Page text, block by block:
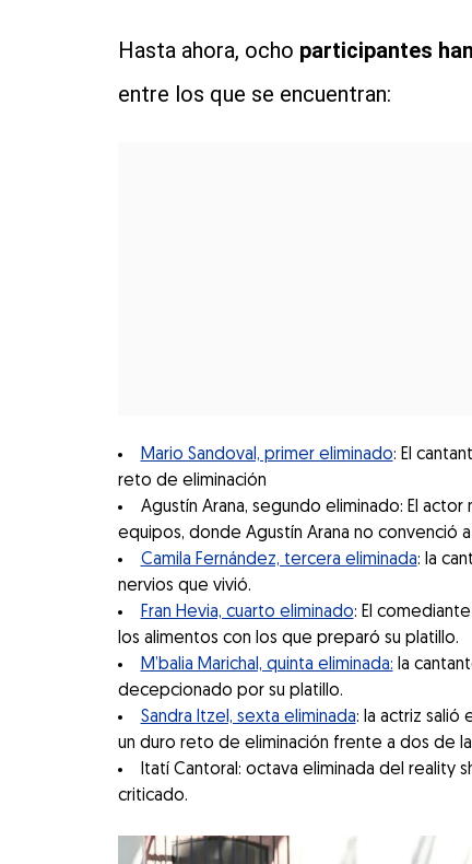
Hasta ahora, ocho participantes
entre los que se encuentran:
Mario Sandoval, primer eliminado: El
reto de eliminación
Agustín Arana, segundo eliminado: El
equipos, donde Agustín Arana no convenció
Camila Fernández, tercera eliminada: la
nervios que vivió.
Fran Hevia, cuarto eliminado: El
los alimentos con los que preparó su platillo.
M’balia Marichal, quinta eliminada: la
decepcionado por su platillo.
Sandra Itzel, sexta eliminada: la actriz salió
un duro reto de eliminación frente a dos de
Itatí Cantoral: octava eliminada del reality
criticado.